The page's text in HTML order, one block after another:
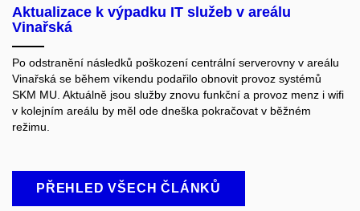
Aktualizace k výpadku IT služeb v areálu
Vinařská
Po odstranění následků poškození centrální serverovny v areálu
Vinařská se během víkendu podařilo obnovit provoz systémů
SKM MU. Aktuálně jsou služby znovu funkční a provoz menz i wifi
v kolejním areálu by měl ode dneška pokračovat v běžném
režimu.
PŘEHLED VŠECH ČLÁNKŮ